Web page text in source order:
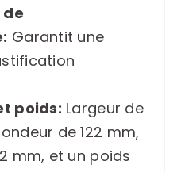
Garantit une
poids: Largeur de
de 122 mm,
mm, et un poids